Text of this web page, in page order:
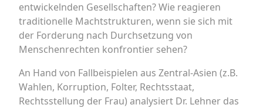
entwickelnden Gesellschaften? Wie reagieren
traditionelle Machtstrukturen, wenn sie sich mit
der Forderung nach Durchsetzung von
Menschenrechten konfrontier sehen?
An Hand von Fallbeispielen aus Zentral-Asien (z.B.
Wahlen, Korruption, Folter, Rechtsstaat,
Rechtsstellung der Frau) analysiert Dr. Lehner das